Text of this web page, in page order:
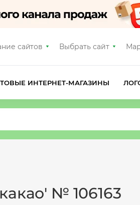
сайтов Выбрать сайт
ИНТЕРНЕТ-МАГАЗИНЫ
№ 106163